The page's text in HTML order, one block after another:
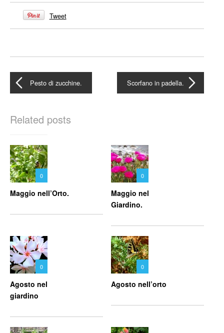
Tweet
Scorfano in padella.
Pesto di zucchine.
Related posts
0
Maggio nell’Orto.
0
Maggio nel
Giardino.
0
Agosto nel
giardino
0
Agosto nell’orto